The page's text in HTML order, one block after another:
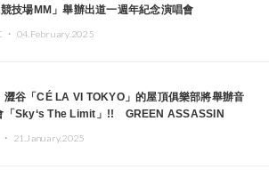
競技場MM」舉辦出道一週年紀念演唱會
・ 04.February.2025
澀谷「CÉ LA VI TOKYO」的屋頂俱樂部將舉辦音
「Sky‘s The Limit」!! GREEN ASSASSIN
21.January.2025